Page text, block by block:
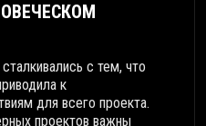
с тем, что
к
для всего проекта.
проектов важны